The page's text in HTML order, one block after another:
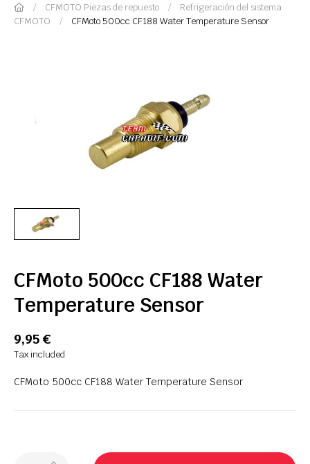
CFMOTO Piezas de repuesto
Refrigeración del sistema
CFMOTO
CFMoto 500cc CF188 Water Temperature Sensor
CFMoto 500cc CF188 Water
Temperature Sensor
9,95 €
Tax included
CFMoto 500cc CF188 Water Temperature Sensor